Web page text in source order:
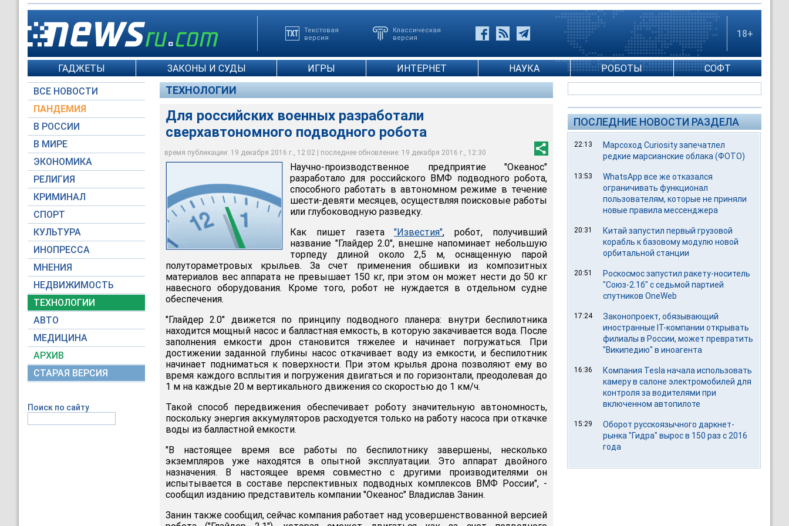
Текстовая
версия
Классическая
версия
18+
ГАДЖЕТЫ ЗАКОНЫ И СУДЫ ИГРЫ ИНТЕРНЕТ НАУКА РОБОТЫ СОФТ
ВСЕ НОВОСТИ
ПАНДЕМИЯ
В РОССИИ
В МИРЕ
ЭКОНОМИКА
РЕЛИГИЯ
КРИМИНАЛ
СПОРТ
КУЛЬТУРА
ИНОПРЕССА
МНЕНИЯ
НЕДВИЖИМОСТЬ
ТЕХНОЛОГИИ
АВТО
МЕДИЦИНА
АРХИВ
СТАРАЯ ВЕРСИЯ
Поиск по сайту
ТЕХНОЛОГИИ
Для российских военных разработали
сверхавтономного подводного робота
время публикации: 19 декабря 2016 г., 12:02 | последнее обновление: 19 декабря 2016 г., 12:30
oceanos.ru
Научно-производственное предприятие "Океанос"
разработало для российского ВМФ подводного робота,
способного работать в автономном режиме в течение
шести-девяти месяцев, осуществляя поисковые работы
или глубоководную разведку.
Как пишет газета"Известия", робот, получивший
название "Глайдер 2.0", внешне напоминает небольшую
торпеду длиной около 2,5 м, оснащенную парой
полутораметровых крыльев. За счет применения обшивки из композитных
материалов вес аппарата не превышает 150 кг, при этом он может нести до 50 кг
навесного оборудования. Кроме того, робот не нуждается в отдельном судне
обеспечения.
"Глайдер 2.0" движется по принципу подводного планера: внутри беспилотника
находится мощный насос и балластная емкость, в которую закачивается вода. После
заполнения емкости дрон становится тяжелее и начинает погружаться. При
достижении заданной глубины насос откачивает воду из емкости, и беспилотник
начинает подниматься к поверхности. При этом крылья дрона позволяют ему во
время каждого всплытия и погружения двигаться и по горизонтали, преодолевая до
1 м на каждые 20 м вертикального движения со скоростью до 1 км/ч.
Такой способ передвижения обеспечивает роботу значительную автономность,
поскольку энергия аккумуляторов расходуется только на работу насоса при откачке
воды из балластной емкости.
"В настоящее время все работы по беспилотнику завершены, несколько
экземпляров уже находятся в опытной эксплуатации. Это аппарат двойного
назначения. В настоящее время совместно с другими производителями он
испытывается в составе перспективных подводных комплексов ВМФ России", -
сообщил изданию представитель компании "Океанос" Владислав Занин.
Занин также сообщил, сейчас компания работает над усовершенствованной версией
ПОСЛЕДНИЕ НОВОСТИ РАЗДЕЛА
22:13
Марсоход Curiosity запечатлел
редкие марсианские облака (ФОТО)
13:53
WhatsApp все же отказался
ограничивать функционал
пользователям, которые не приняли
новые правила мессенджера
20:31
Китай запустил первый грузовой
корабль к базовому модулю новой
орбитальной станции
20:51
Роскосмос запустил ракету-носитель
"Союз-2.1б" с седьмой партией
спутников OneWeb
17:24
Законопроект, обязывающий
иностранные IT-компании открывать
филиалы в России, может превратить
"Википедию" в иноагента
16:36
Компания Tesla начала использовать
камеру в салоне электромобилей для
контроля за водителями при
включенном автопилоте
15:29
Оборот русскоязычного даркнет-
рынка "Гидра" вырос в 150 раз с 2016
года